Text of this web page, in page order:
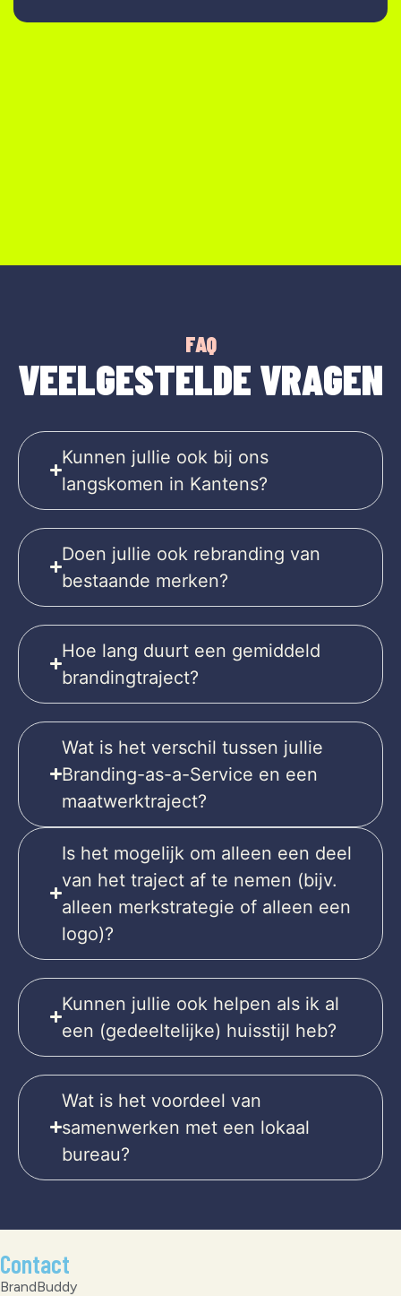
FAQ
VEELGESTELDE VRAGEN
Kunnen jullie ook bij ons
langskomen in Kantens?
Doen jullie ook rebranding van
bestaande merken?
Hoe lang duurt een gemiddeld
brandingtraject?
Wat is het verschil tussen jullie
Branding-as-a-Service en een
maatwerktraject?
Is het mogelijk om alleen een deel
van het traject af te nemen (bijv.
alleen merkstrategie of alleen een
logo)?
Kunnen jullie ook helpen als ik al
een (gedeeltelijke) huisstijl heb?
Wat is het voordeel van
samenwerken met een lokaal
bureau?
Contact
BrandBuddy